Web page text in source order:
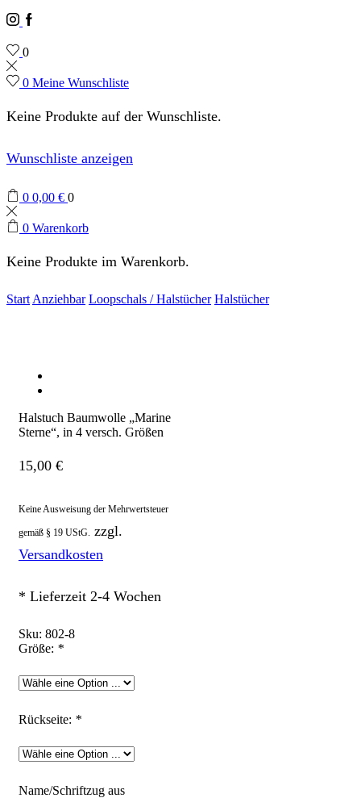
Instagram
Facebook
0
0 Meine Wunschliste
Keine Produkte auf der Wunschliste.
Wunschliste anzeigen
0 0,00 € 0
0 Warenkorb
Keine Produkte im Warenkorb.
Start Anziehbar Loopschals / Halstücher Halstücher
Halstuch Baumwolle „Marine
Sterne“, in 4 versch. Größen
15,00 €
Keine Ausweisung der Mehrwertsteuer
gemäß § 19 UStG. zzgl.
Versandkosten
* Lieferzeit 2-4 Wochen
Sku: 802-8
Größe: *
Rückseite: *
Name/Schriftzug aus